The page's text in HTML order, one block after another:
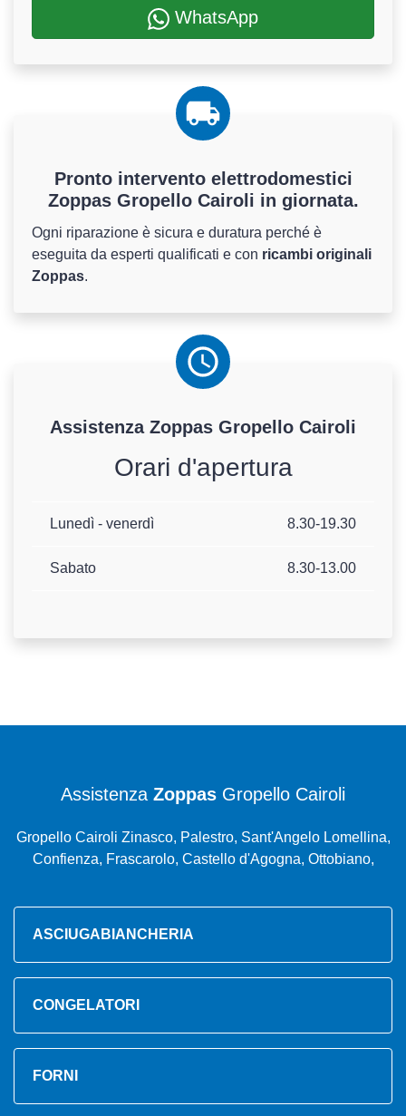
WhatsApp
Pronto intervento elettrodomestici
Zoppas Gropello Cairoli in giornata.
Ogni riparazione è sicura e duratura perché è
eseguita da esperti qualificati e con ricambi originali
Zoppas.
Assistenza Zoppas Gropello Cairoli
Orari d'apertura
Lunedì - venerdì 8.30-19.30
Sabato 8.30-13.00
Assistenza Zoppas Gropello Cairoli
Gropello Cairoli Zinasco, Palestro, Sant'Angelo Lomellina,
Confienza, Frascarolo, Castello d'Agogna, Ottobiano,
ASCIUGABIANCHERIA
CONGELATORI
FORNI